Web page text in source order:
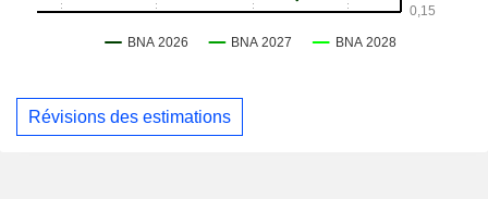
Révisions des estimations